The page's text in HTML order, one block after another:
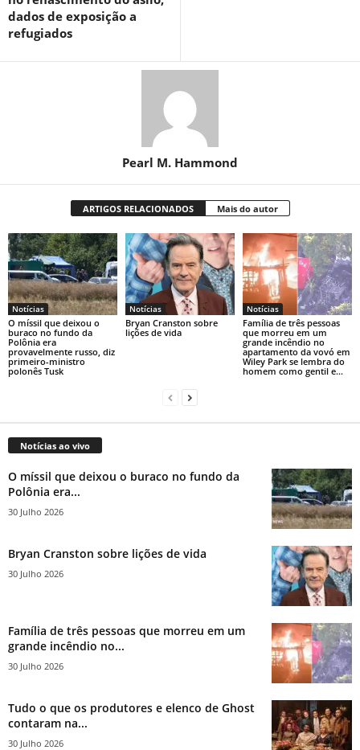
dados de exposição a
refugiados
Pearl M. Hammond
ARTIGOS RELACIONADOS Mais do autor
Notícias
O míssil que deixou o
buraco no fundo da
Polônia era
provavelmente russo, diz
primeiro-ministro
polonês Tusk
Notícias
Bryan Cranston sobre
lições de vida
Notícias
Família de três pessoas
que morreu em um
grande incêndio no
apartamento da vovó em
Wiley Park se lembra do
homem como gentil e...
Notícias ao vivo
O míssil que deixou o buraco no fundo da
Polônia era...
30 Julho 2026
Bryan Cranston sobre lições de vida
30 Julho 2026
Família de três pessoas que morreu em um
grande incêndio no...
30 Julho 2026
Tudo o que os produtores e elenco de Ghost
contaram na...
30 Julho 2026